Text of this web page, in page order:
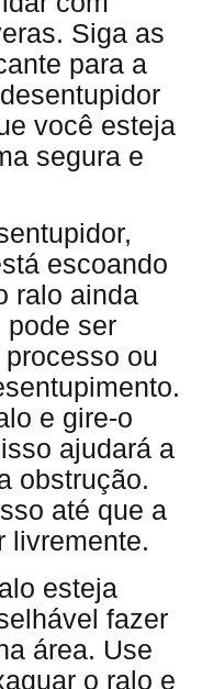
Siga as
para a
você esteja
segura e
escoando
ralo ainda
pode ser
ou
e gire-o
ajudará a
obstrução.
até que a
livremente.
esteja
fazer
área. Use
o ralo e